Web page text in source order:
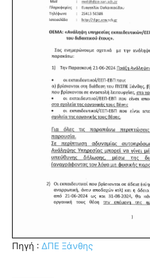
Πηγή : ΔΠΕ Ξάνθης